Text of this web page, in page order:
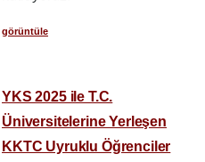
görüntüle
YKS 2025 ile T.C.
Üniversitelerine Yerleşen
KKTC Uyruklu Öğrenciler